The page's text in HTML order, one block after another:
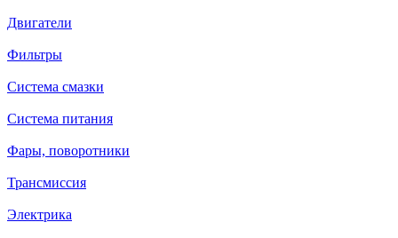
Двигатели
Фильтры
Система смазки
Система питания
Фары, поворотники
Трансмиссия
Электрика